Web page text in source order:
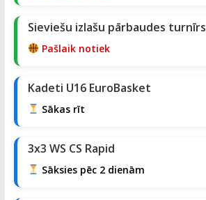
Sieviešu izlašu pārbaudes turnīrs
Pašlaik notiek
Kadeti U16 EuroBasket
Sākas rīt
3x3 WS CS Rapid
Sāksies pēc 2 dienām